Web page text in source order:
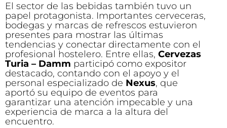
El sector de las bebidas también tuvo un
papel protagonista. Importantes cerveceras,
bodegas y marcas de refrescos estuvieron
presentes para mostrar las últimas
tendencias y conectar directamente con el
profesional hostelero. Entre ellas, Cervezas
Turia – Damm participó como expositor
destacado, contando con el apoyo y el
personal especializado de Nexus, que
aportó su equipo de eventos para
garantizar una atención impecable y una
experiencia de marca a la altura del
encuentro.